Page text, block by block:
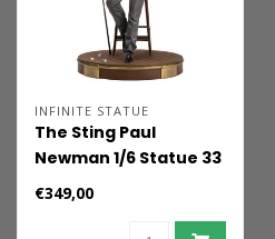
INFINITE STATUE
The Sting Paul
Newman 1/6 Statue 33
cm
€349,00